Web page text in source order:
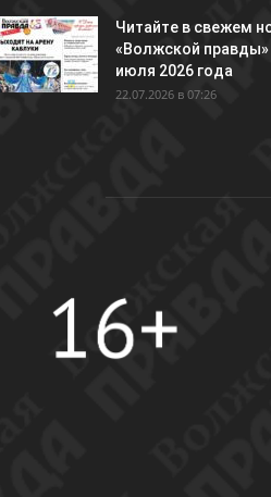
Читайте в свежем
«Волжской правды»
июля 2026 года
22.07.2026 в 07:26